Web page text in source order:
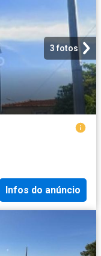
3 fotos
Infos do anúncio